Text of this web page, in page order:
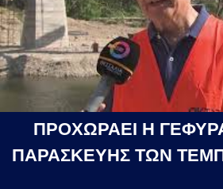
ΠΡΟΧΩΡΑΕΙ Η
ΠΑΡΑΣΚΕΥΗΣ ΤΩΝ